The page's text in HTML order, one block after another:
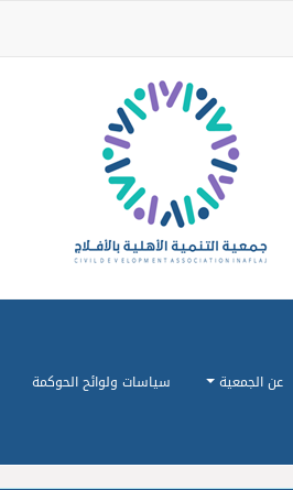
عن الجمعية سياسات ولوائح الحوكمة